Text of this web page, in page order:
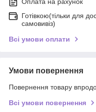
Оплата на рахунок
Готівкою(тільки для
самовивіз)
Всі умови оплати
Умови повернення
Повернення товару
Всі умови повернення